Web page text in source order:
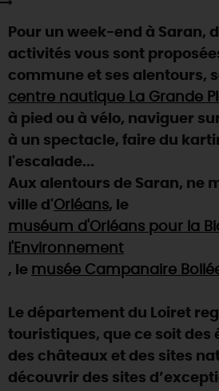
TOUTES LES
Vins et vignobles
Chic,une aire de pique-nique
Par ici lesguinguettes
Que rapporter du Loiret ?
La Route desMétiers d'Art
(re)Découvrir les coulisses
Gien !
Expérimenterles
Une saison de
Rendez-vous de la
Des sorties en famille
Programme des animations
Où sortir
INFOS &
RÉSERVER
Pour un week-end à Saran,
activités vous sont
commune et ses alentours,
centre nautique La Grande
à pied ou à vélo, naviguer
à un spectacle, faire du
l'escalade...
Aux alentours de Saran, ne
ville d'Orléans, le
muséum d'Orléans pour la
l'Environnement
, le musée Campanaire
Le département du Loiret
touristiques, que ce soit des
des châteaux et des sites
découvrir des sites